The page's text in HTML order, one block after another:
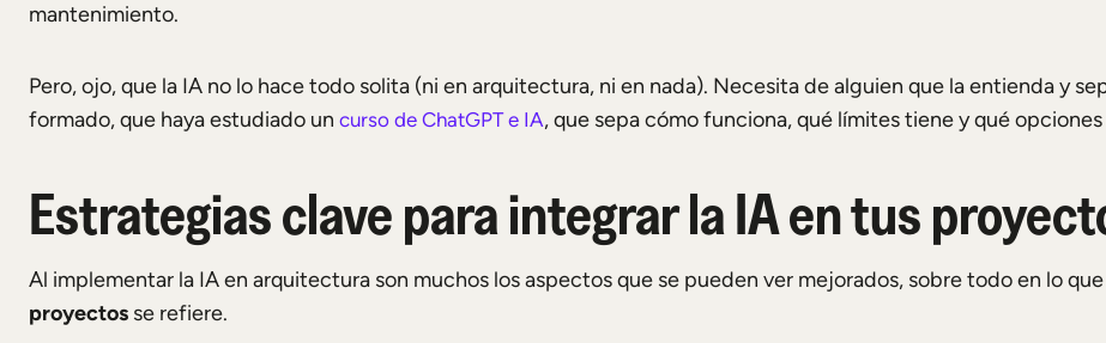
mantenimiento.
Pero, ojo, que la IA no lo hace todo solita (ni en arquitectura, ni en nada). Necesita de alguien que la entienda y
formado, que haya estudiado un curso de ChatGPT e IA, que sepa cómo funciona, qué límites tiene y qué
Estrategias clave para integrar la IA en tus
Al implementar la IA en arquitectura son muchos los aspectos que se pueden ver mejorados, sobre todo en lo
proyectos se refiere.